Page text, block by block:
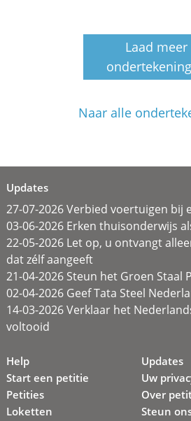
Laad meer
Naar alle
Updates
27-07-2026 Verbied voertuigen bij
03-06-2026 Erken thuisonderwijs
22-05-2026 Let op, u ontvangt
dat zélf aangeeft
21-04-2026 Steun het Groen Staal
02-04-2026 Geef Tata Steel
14-03-2026 Verklaar het
voltooid
Help
Start een petitie
Petities
Loketten
Updates
Uw
Over
Steun